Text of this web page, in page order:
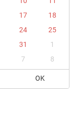
17
18
24
25
31
1
7 8
OK